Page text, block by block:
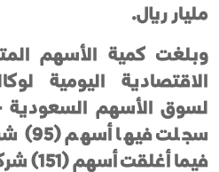
مليار ريال.
وبلغت كمية الأسهم
الاقتصادية اليومية
سجلت
فيما أغلقت أسهم (151) شركة على تراجع.